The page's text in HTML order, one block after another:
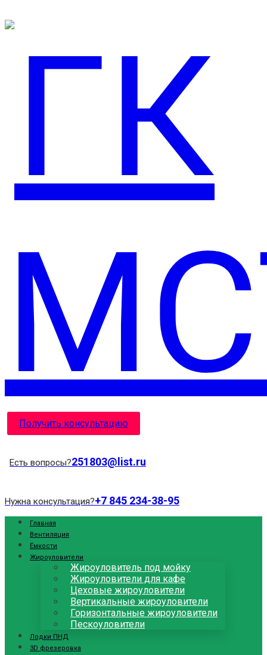
Получить консультацию
Есть вопросы?251803@list.ru
Нужна консультация?+7 845 234-38-95
Главная
Вентиляция
Ёмкости
Жироуловители
Жироуловитель под мойку
Жироуловители для кафе
Цеховые жироуловители
Вертикальные жироуловители
Горизонтальные жироуловители
Пескоуловители
Лодки ПНД
3D фрезеровка